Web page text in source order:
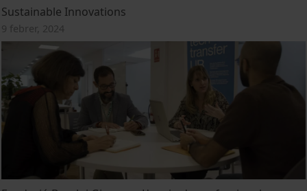
Sustainable Innovations
9 febrer, 2024